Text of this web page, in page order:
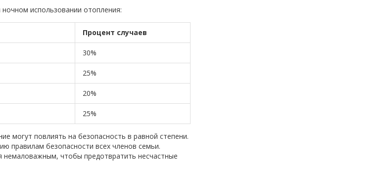
использовании отопления:
Процент случаев
30%
25%
20%
25%
могут повлиять на безопасность в равной степени.
правилам безопасности всех членов семьи.
немаловажным, чтобы предотвратить несчастные